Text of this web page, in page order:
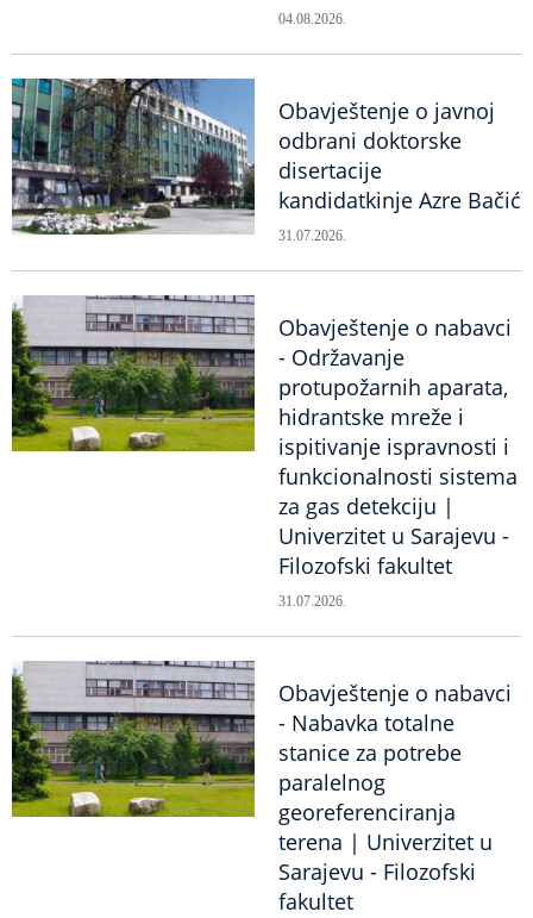
04.08.2026.
Obavještenje o javnoj
odbrani doktorske
disertacije
kandidatkinje Azre Bačić
31.07.2026.
Obavještenje o nabavci
- Održavanje
protupožarnih aparata,
hidrantske mreže i
ispitivanje ispravnosti i
funkcionalnosti sistema
za gas detekciju |
Univerzitet u Sarajevu -
Filozofski fakultet
31.07.2026.
Obavještenje o nabavci
- Nabavka totalne
stanice za potrebe
paralelnog
georeferenciranja
terena | Univerzitet u
Sarajevu - Filozofski
fakultet